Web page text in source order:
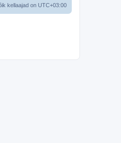
kellaajad on UTC+03:00